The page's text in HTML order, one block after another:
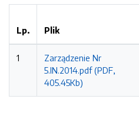
Lp. Plik
1
Zarządzenie Nr
5.IN.2014.pdf (PDF,
405.45Kb)